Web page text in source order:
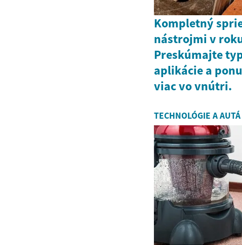
Kompletný
nástrojmi v
Preskúmajte
aplikácie a
viac vo vnútri.
TECHNOLÓGIE A AUTÁ